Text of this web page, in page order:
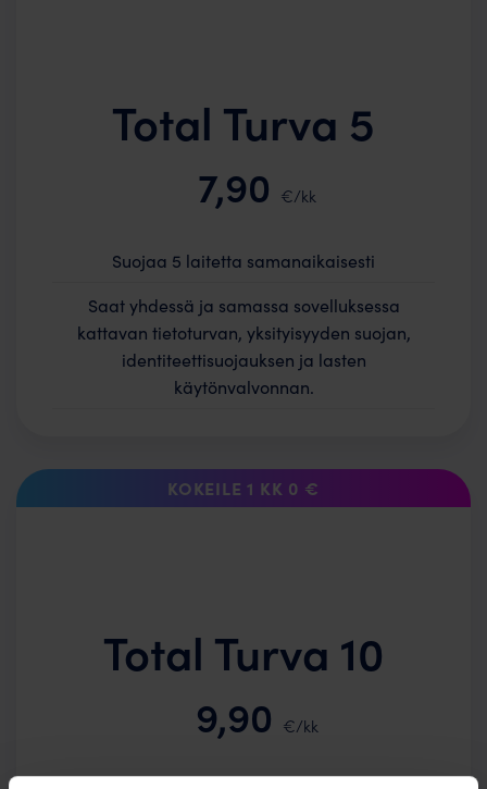
Total Turva 5
7,90 €/kk
Suojaa 5 laitetta samanaikaisesti
Saat yhdessä ja samassa sovelluksessa
kattavan tietoturvan, yksityisyyden suojan,
identiteettisuojauksen ja lasten
käytönvalvonnan.
KOKEILE 1 KK 0 €
Total Turva 10
9,90 €/kk